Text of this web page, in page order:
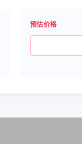
预估价格